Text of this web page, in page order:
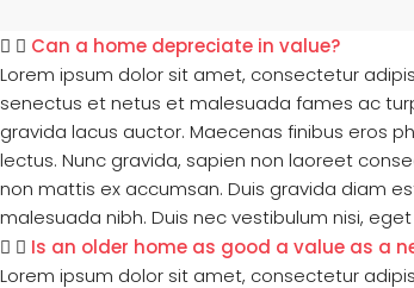
Can a home depreciate in value?
Lorem ipsum dolor sit amet, consectetur
senectus et netus et malesuada fames ac
gravida lacus auctor. Maecenas finibus eros
lectus. Nunc gravida, sapien non laoreet
non mattis ex accumsan. Duis gravida diam
malesuada nibh. Duis nec vestibulum nisi,
Is an older home as good a value as a
Lorem ipsum dolor sit amet, consectetur